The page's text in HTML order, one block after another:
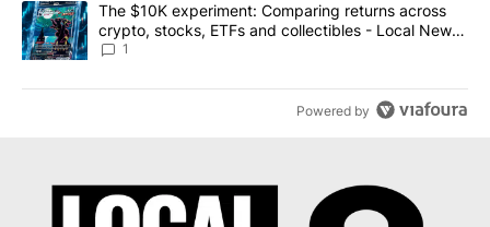
A trending article titled "The $10K experiment: Comparing
The $10K experiment: Comparing returns across
crypto, stocks, ETFs and collectibles - Local News
8
1
Powered by